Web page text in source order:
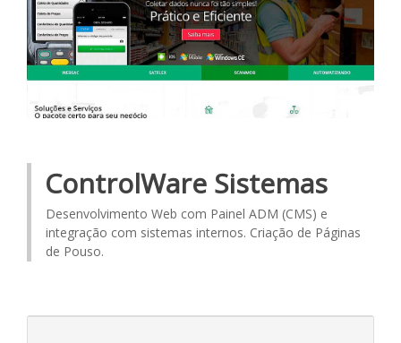
ControlWare Sistemas
Desenvolvimento Web com Painel ADM (CMS) e
integração com sistemas internos. Criação de Páginas
de Pouso.